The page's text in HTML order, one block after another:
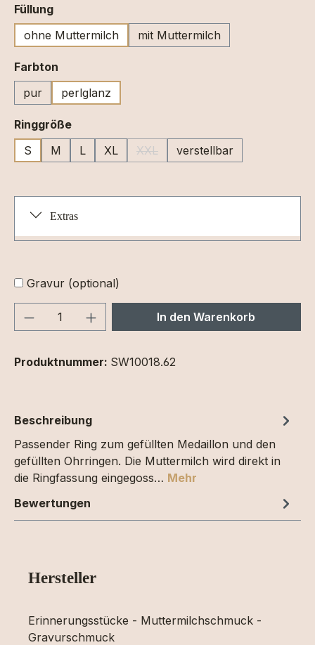
Füllungauswählen
ohne Muttermilch
mit Muttermilch
Farbton
pur
perlglanz
Ringgrößeauswählen
S
M L XL XXL
(Diese Option ist zurzeit nicht
verstellbar
Extras
Gravur (optional)
Produkt Anzahl: Gib denIn den Warenkorb
Produktnummer: SW10018.62
Beschreibung
Passender Ring zum gefüllten Medaillon und den
gefüllten Ohrringen. Die Muttermilch wird direkt in
die Ringfassung eingegoss… Mehr
Bewertungen
Hersteller
Erinnerungsstücke - Muttermilchschmuck -
Gravurschmuck